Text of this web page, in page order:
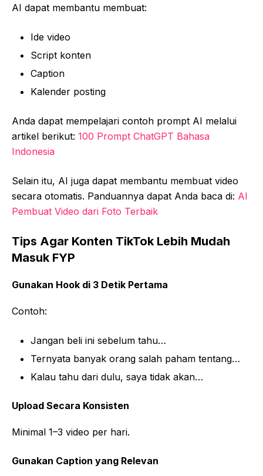
AI dapat membantu membuat:
Ide video
Script konten
Caption
Kalender posting
Anda dapat mempelajari contoh prompt AI melalui
artikel berikut: 100 Prompt ChatGPT Bahasa
Indonesia
Selain itu, AI juga dapat membantu membuat video
secara otomatis. Panduannya dapat Anda baca di: AI
Pembuat Video dari Foto Terbaik
Tips Agar Konten TikTok Lebih Mudah
Masuk FYP
Gunakan Hook di 3 Detik Pertama
Contoh:
Jangan beli ini sebelum tahu…
Ternyata banyak orang salah paham tentang…
Kalau tahu dari dulu, saya tidak akan…
Upload Secara Konsisten
Minimal 1–3 video per hari.
Gunakan Caption yang Relevan